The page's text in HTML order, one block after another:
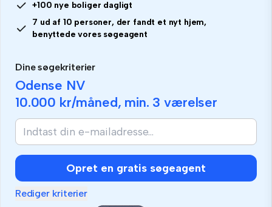
+100 nye boliger dagligt
7 ud af 10 personer, der fandt et nyt hjem,
benyttede vores søgeagent
Dine søgekriterier
Odense NV
10.000 kr/måned, min. 3 værelser
Opret en gratis søgeagent
Rediger kriterier